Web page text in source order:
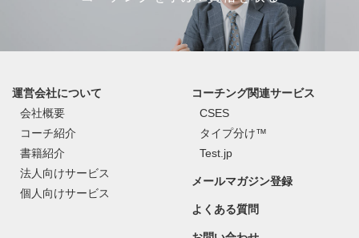
運営会社について
会社概要
コーチ紹介
書籍紹介
法人向けサービス
個人向けサービス
コーチング関連サービス
CSES
タイプ分け™
Test.jp
メールマガジン登録
よくある質問